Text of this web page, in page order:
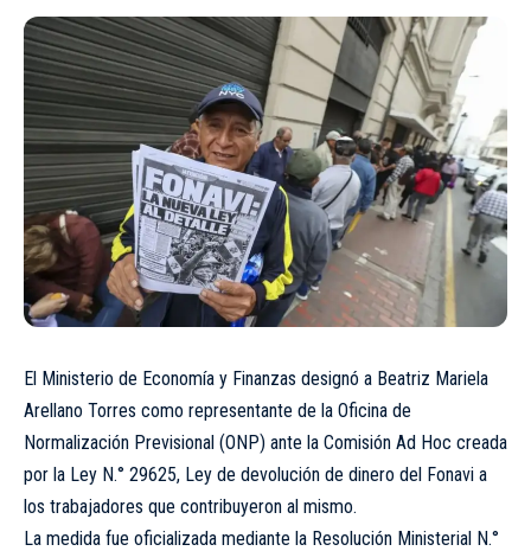
El Ministerio de Economía y Finanzas designó a Beatriz Mariela
Arellano Torres como representante de la Oficina de
Normalización Previsional (ONP) ante la Comisión Ad Hoc creada
por la Ley N.° 29625, Ley de devolución de dinero del Fonavi a
los trabajadores que contribuyeron al mismo.
La medida fue oficializada mediante la Resolución Ministerial N.°